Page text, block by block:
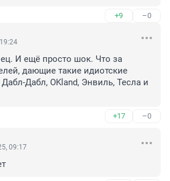
+9 –0
И ещё просто шок. Что за
дающие такие идиотские
Дабл, OKland, Энвиль, Тесла и
+17 –0
09:17